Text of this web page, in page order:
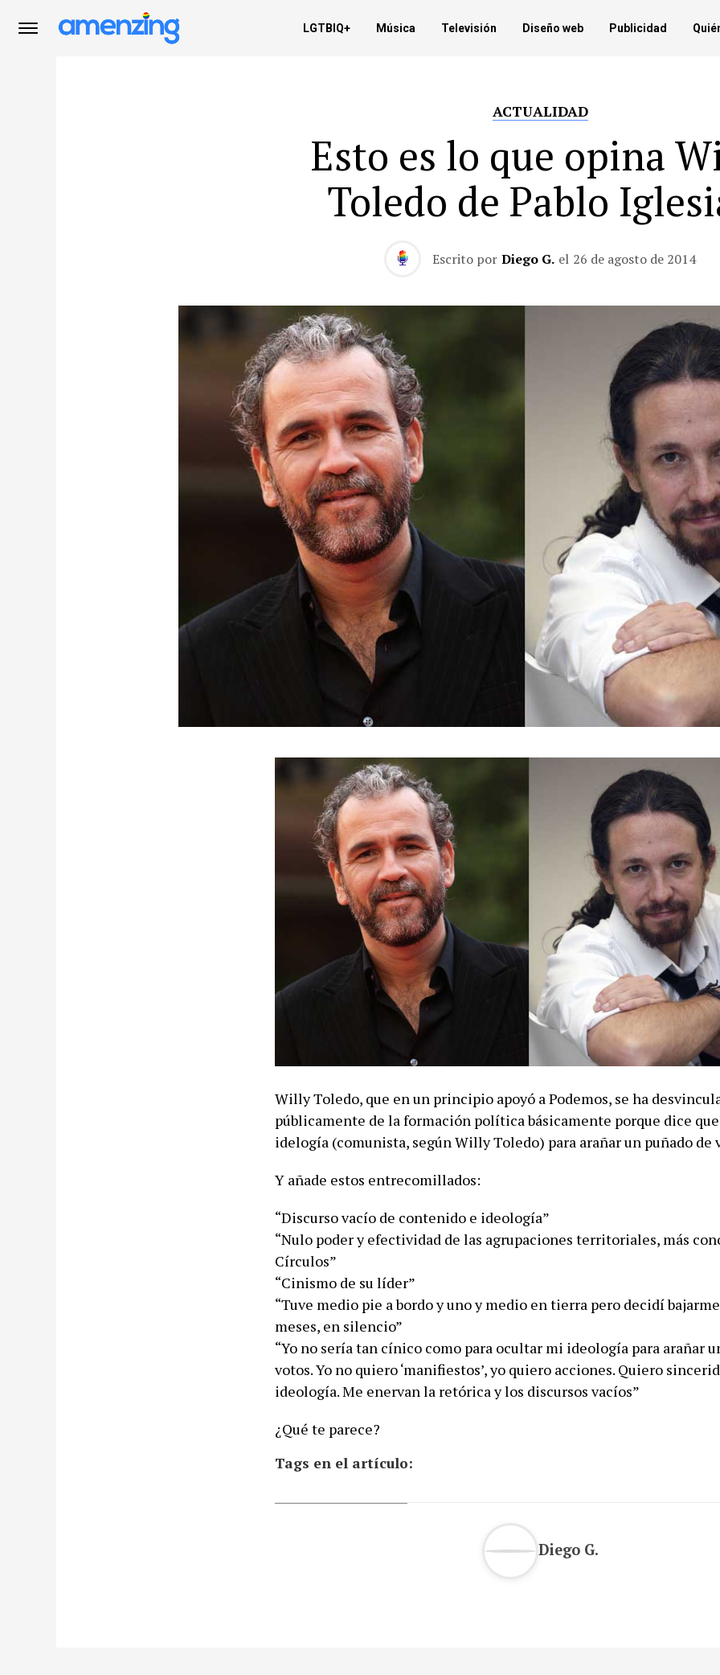
LGTBIQ+ Música Televisión Diseño web Publicidad
ACTUALIDAD
Esto es lo que opina
Toledo de Pablo
Escrito por Diego G. el 26 de agosto de 2014
Willy Toledo, que en un principio apoyó a Podemos, se ha
públicamente de la formación política básicamente porque dice
idelogía (comunista, según Willy Toledo) para arañar un puñado de
Y añade estos entrecomillados:
“Discurso vacío de contenido e ideología”
“Nulo poder y efectividad de las agrupaciones territoriales, más
Círculos”
“Cinismo de su líder”
“Tuve medio pie a bordo y uno y medio en tierra pero decidí
meses, en silencio”
“Yo no sería tan cínico como para ocultar mi ideología para arañar
votos. Yo no quiero ‘manifiestos’, yo quiero acciones. Quiero
ideología. Me enervan la retórica y los discursos vacíos”
¿Qué te parece?
Tags en el artículo:
Diego G.